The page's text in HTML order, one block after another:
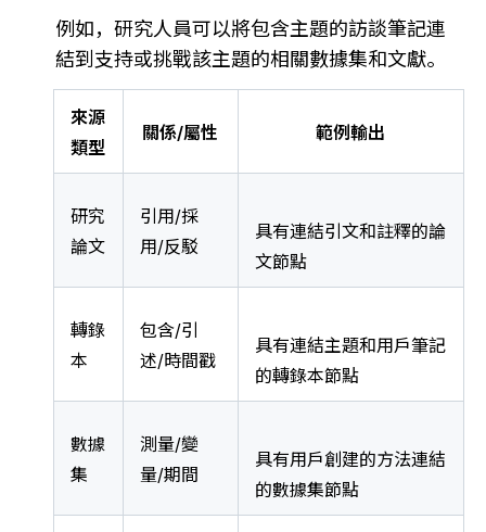
例如，研究人員可以將包含主題的訪談筆記連
結到支持或挑戰該主題的相關數據集和文獻。
來源
類型
關係/屬性 範例輸出
研究
論文
引用/採
用/反駁
具有連結引文和註釋的論
文節點
轉錄
本
包含/引
述/時間戳
具有連結主題和用戶筆記
的轉錄本節點
數據
集
測量/變
量/期間
具有用戶創建的方法連結
的數據集節點